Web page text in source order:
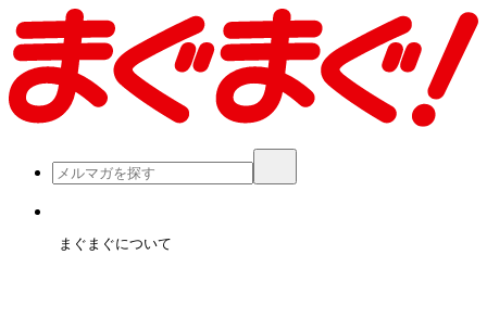
まぐまぐについて